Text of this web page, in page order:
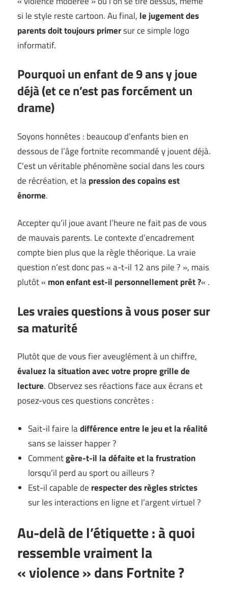
si le style reste cartoon. Au final, le jugement des
parents doit toujours primersur ce simple logo
informatif.
Pourquoi un enfant de 9 ans y joue
déjà (et ce n’est pas forcément un
drame)
Soyons honnêtes : beaucoup d’enfants bien en
dessous de l’âge fortnite recommandé y jouent déjà.
C’est un véritable phénomène social dans les cours
de récréation, et lapression des copains est
énorme.
Accepter qu’il joue avant l’heure ne fait pas de vous
de mauvais parents. Le contexte d’encadrement
compte bien plus que la règle théorique. La vraie
question n’est donc pas « a-t-il 12 ans pile ? », mais
plutôt « mon enfant est-il personnellement prêt ?« .
Les vraies questions à vous poser sur
sa maturité
Plutôt que de vous fier aveuglément à un chiffre,
évaluez la situation avec votre propre grille de
lecture. Observez ses réactions face aux écrans et
posez-vous ces questions concrètes :
Sait-il faire ladifférence entre le jeu et la réalité
sans se laisser happer ?
Commentgère-t-il la défaite et la frustration
lorsqu’il perd au sport ou ailleurs ?
Est-il capable de respecter des règles strictes
sur les interactions en ligne et l’argent virtuel ?
Au-delà de l’étiquette : à quoi
ressemble vraiment la
« violence » dans Fortnite ?